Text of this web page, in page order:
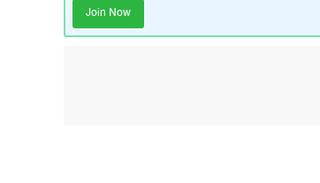
Join Now